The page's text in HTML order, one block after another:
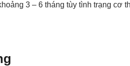
3 – 6 tháng tùy tình trạng cơ